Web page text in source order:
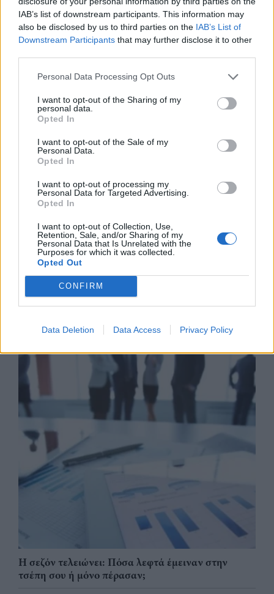
IAB’s list of downstream participants. This information may
also be disclosed by us to third parties on the IAB’s List of
Downstream Participants that may further disclose it to other
Personal Data Processing Opt Outs
I want to opt-out of the Sharing of my
personal data.
Opted In
I want to opt-out of the Sale of my
Personal Data.
Opted In
I want to opt-out of processing my
Personal Data for Targeted Advertising.
Opted In
I want to opt-out of Collection, Use,
Retention, Sale, and/or Sharing of my
Personal Data that Is Unrelated with the
Purposes for which it was collected.
Opted Out
CONFIRM
Data Deletion Data Access Privacy Policy
Σαμοθράκη: Σε λειτουργία η
πλατφόρμα myBusinessSupport
για το ειδικό πρόγραμμα στήριξης
επιχειρήσεων
06/08/26 18:07
Ο Όμιλος Qualco επεκτείνει τη
ποσοστού στη Multiverse
ΕΥΑΘ: Αποκτά νέες
αρμοδιότητες και επεκτείνεται
06/08/26|17:41
Business Know-how
Η σεζόν τελειώνει: Πόσα λεφτά έμειναν στην
τσέπη σου ή μόνο πέρασαν;